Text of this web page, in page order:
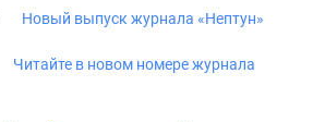
Новый выпуск журнала «Нептун»
Читайте в новом номере журнала